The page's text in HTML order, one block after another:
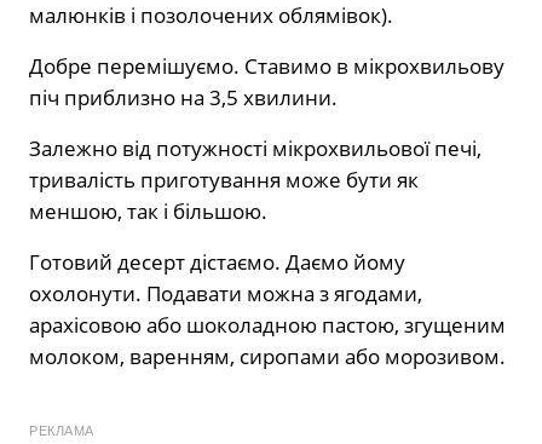
малюнків і позолочених облямівок).
Добре перемішуємо. Ставимо в мікрохвильову
піч приблизно на 3,5 хвилини.
Залежно від потужності мікрохвильової печі,
тривалість приготування може бути як
меншою, так і більшою.
Готовий десерт дістаємо. Даємо йому
охолонути. Подавати можна з ягодами,
арахісовою або шоколадною пастою, згущеним
молоком, варенням, сиропами або морозивом.
РЕКЛАМА